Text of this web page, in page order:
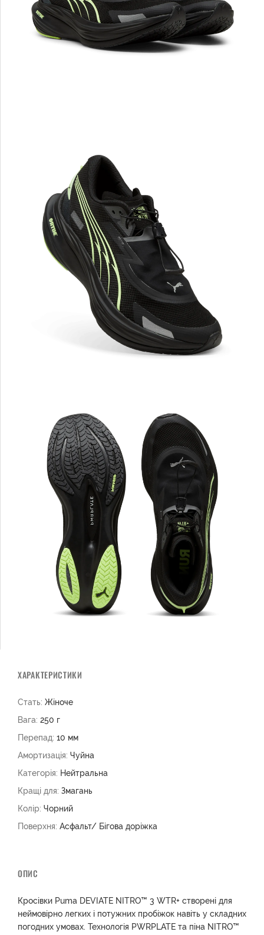
ХАРАКТЕРИСТИКИ
Стать: Жіноче
Вага: 250 г
Перепад: 10 мм
Амортизація: Чуйна
Категорія: Нейтральна
Кращі для: Змагань
Колір: Чорний
Поверхня: Асфальт/ Бігова доріжка
ОПИС
Кросівки Puma DEVIATE NITRO™ 3 WTR+ створені для
неймовірно легких і потужних пробіжок навіть у складних
погодних умовах. Технологія PWRPLATE та піна NITRO™